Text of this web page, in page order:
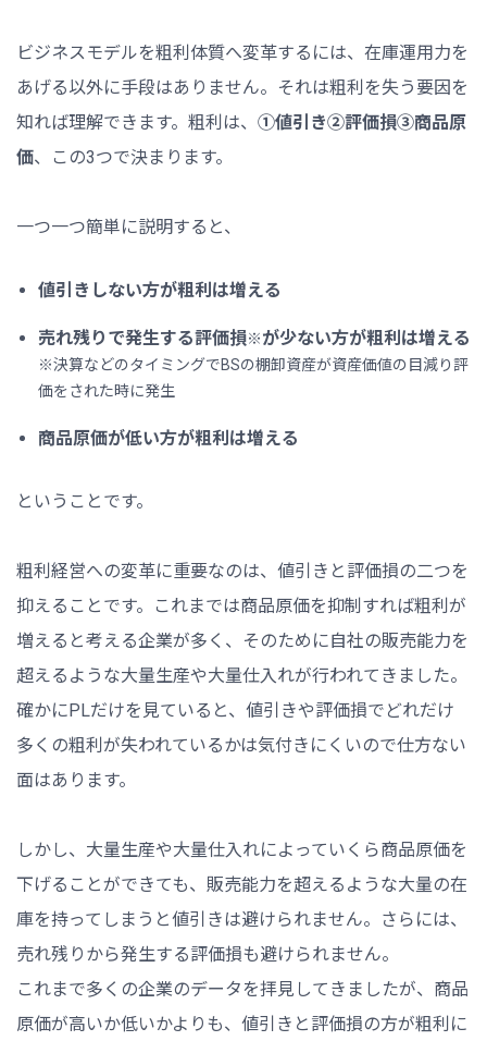
ビジネスモデルを粗利体質へ変革するには、在庫運用力を
あげる以外に手段はありません。それは粗利を失う要因を
知れば理解できます。粗利は、 ①値引き②評価損③商品原
価、この3つで決まります。
一つ一つ簡単に説明すると、
値引きしない方が粗利は増える
売れ残りで発生する評価損※が少ない方が粗利は増える
※決算などのタイミングでBSの棚卸資産が資産価値の目減り評
価をされた時に発生
商品原価が低い方が粗利は増える
ということです。
粗利経営への変革に重要なのは、値引きと評価損の二つを
抑えることです。これまでは商品原価を抑制すれば粗利が
増えると考える企業が多く、そのために自社の販売能力を
超えるような大量生産や大量仕入れが行われてきました。
確かにPLだけを見ていると、値引きや評価損でどれだけ
多くの粗利が失われているかは気付きにくいので仕方ない
面はあります。
しかし、大量生産や大量仕入れによっていくら商品原価を
下げることができても、販売能力を超えるような大量の在
庫を持ってしまうと値引きは避けられません。さらには、
売れ残りから発生する評価損も避けられません。
これまで多くの企業のデータを拝見してきましたが、商品
原価が高いか低いかよりも、値引きと評価損の方が粗利に